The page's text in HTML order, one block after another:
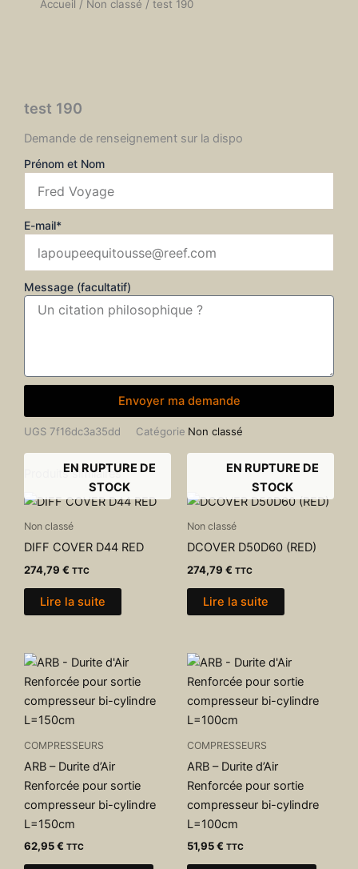
Accueil / Non classé / test 190
test 190
Demande de renseignement sur la dispo
Prénom et Nom
E-mail*
Message (facultatif)
Envoyer ma demande
UGS 7f16dc3a35dd Catégorie Non classé
Produits similaires
EN RUPTURE DE
STOCK
Non classé
DIFF COVER D44 RED
274,79 € TTC
Lire la suite
EN RUPTURE DE
STOCK
Non classé
DCOVER D50D60 (RED)
274,79 € TTC
Lire la suite
COMPRESSEURS
ARB – Durite d’Air
Renforcée pour sortie
compresseur bi-cylindre
L=150cm
62,95€ TTC
COMPRESSEURS
ARB – Durite d’Air
Renforcée pour sortie
compresseur bi-cylindre
L=100cm
51,95€ TTC